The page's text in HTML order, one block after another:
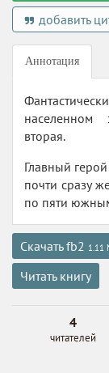
добавить
Аннотация
вторая.
Главный
почти сразу
по пяти
Скачать fb2 1.11
Читать книгу
4
читателей